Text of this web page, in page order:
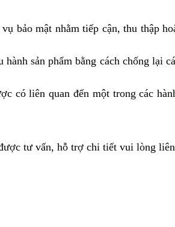
bảo mật nhằm tiếp cận, thu thập
sản phẩm bằng cách chống lại
có liên quan đến một trong các
tư vấn, hỗ trợ chi tiết vui lòng